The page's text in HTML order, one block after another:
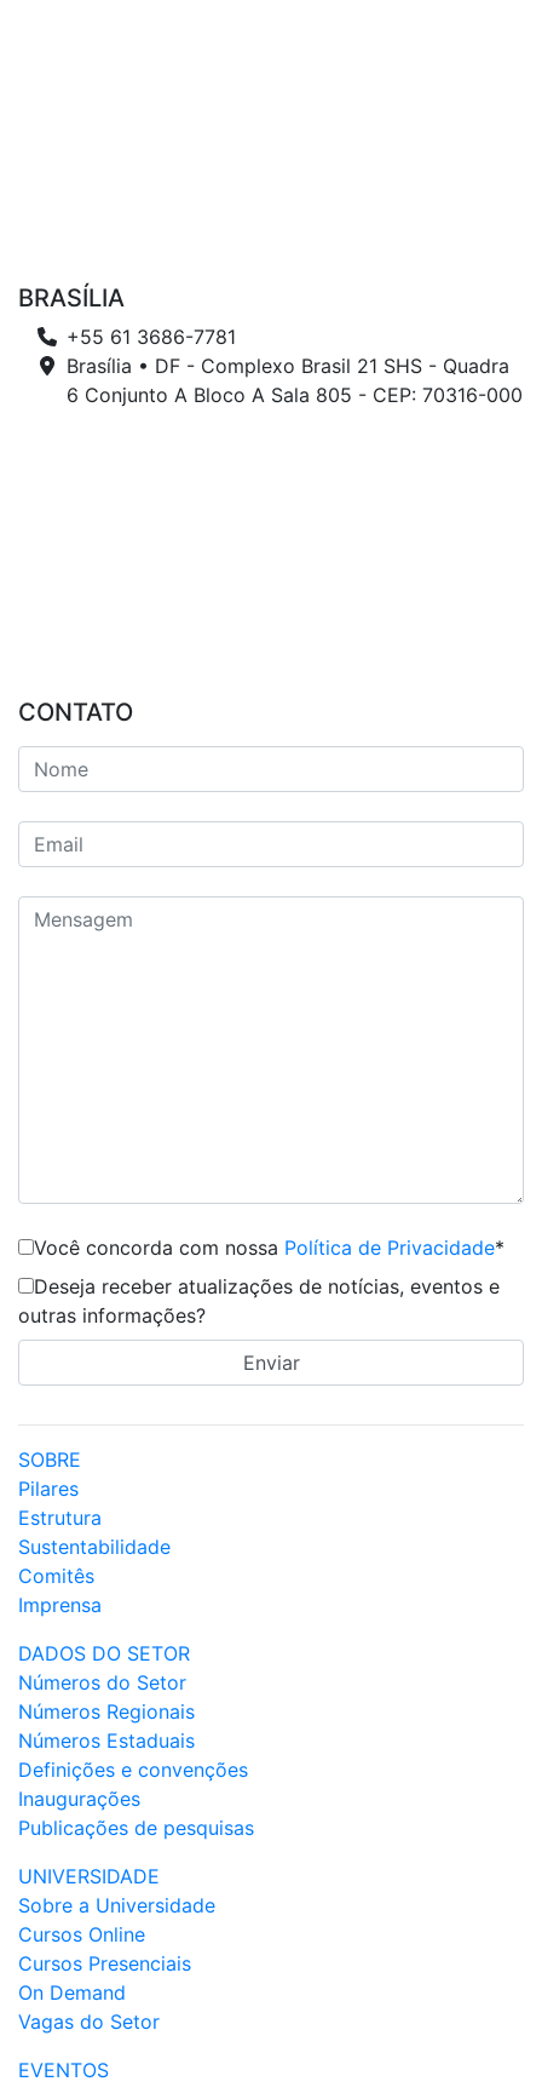
BRASÍLIA
+55 61 3686-7781
Brasília • DF - Complexo Brasil 21 SHS - Quadra
6 Conjunto A Bloco A Sala 805 - CEP: 70316-000
CONTATO
Você concorda com nossa Política de Privacidade*
Deseja receber atualizações de notícias, eventos e
outras informações?
SOBRE
Pilares
Estrutura
Sustentabilidade
Comitês
Imprensa
DADOS DO SETOR
Números do Setor
Números Regionais
Números Estaduais
Definições e convenções
Inaugurações
Publicações de pesquisas
UNIVERSIDADE
Sobre a Universidade
Cursos Online
Cursos Presenciais
On Demand
Vagas do Setor
EVENTOS